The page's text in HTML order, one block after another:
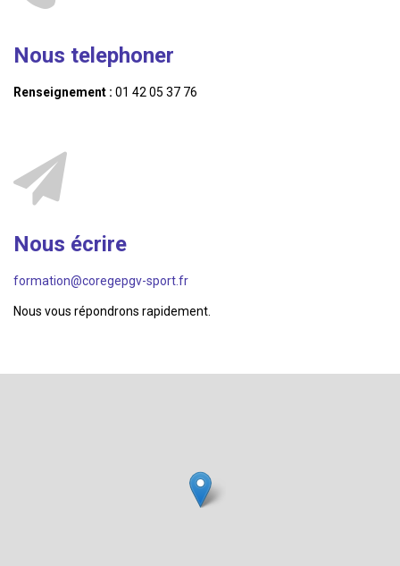
Nous telephoner
Renseignement : 01 42 05 37 76
Nous écrire
formation@coregepgv-sport.fr
Nous vous répondrons rapidement.